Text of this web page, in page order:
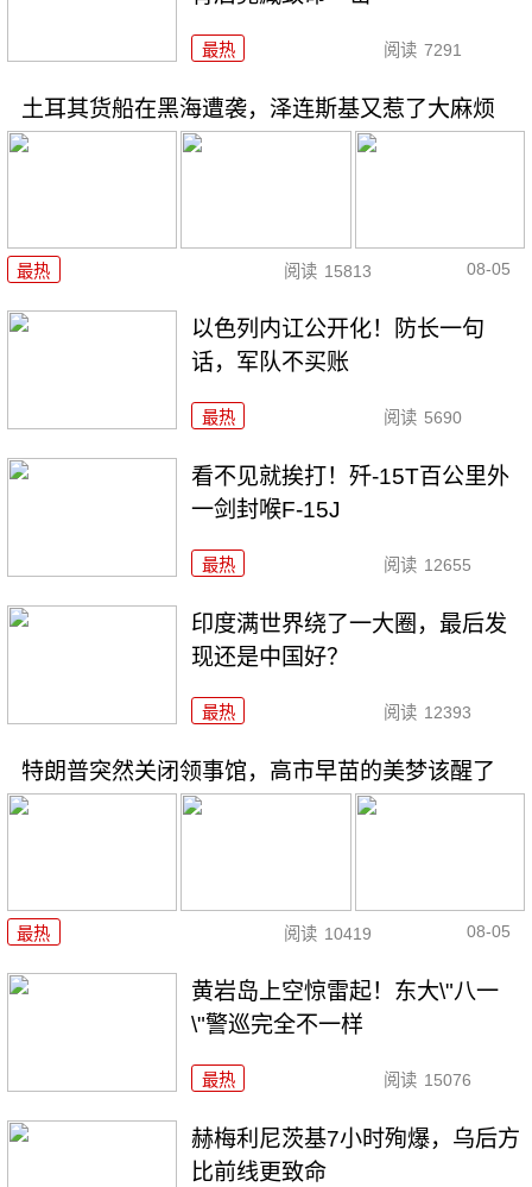
最热 阅读 7291
土耳其货船在黑海遭袭，泽连斯基又惹了大麻烦
最热 阅读 15813 08-05
以色列内讧公开化！防长一句
话，军队不买账
最热 阅读 5690
看不见就挨打！歼-15T百公里外
一剑封喉F-15J
最热 阅读 12655
印度满世界绕了一大圈，最后发
现还是中国好？
最热 阅读 12393
特朗普突然关闭领事馆，高市早苗的美梦该醒了
最热 阅读 10419 08-05
黄岩岛上空惊雷起！东大\"八一
\"警巡完全不一样
最热 阅读 15076
赫梅利尼茨基7小时殉爆，乌后方
比前线更致命